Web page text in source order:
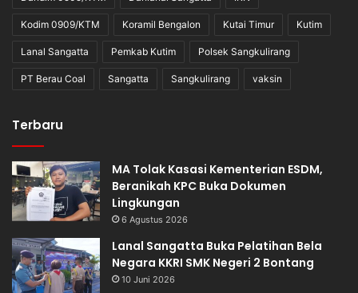
Kodim 0909/KTM Koramil Bengalon Kutai Timur Kutim
Lanal Sangatta Pemkab Kutim Polsek Sangkulirang
PT Berau Coal Sangatta Sangkulirang vaksin
Terbaru
MA Tolak Kasasi Kementerian ESDM,
Beranikah KPC Buka Dokumen
Lingkungan
6 Agustus 2026
Lanal Sangatta Buka Pelatihan Bela
Negara KKRI SMK Negeri 2 Bontang
10 Juni 2026